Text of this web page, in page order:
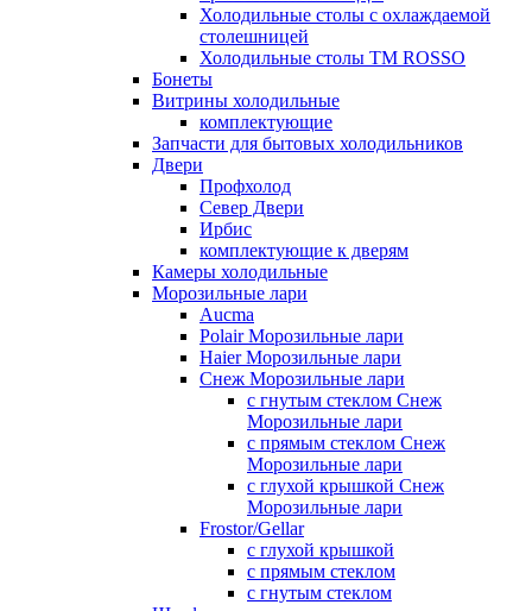
Холодильные столы с охлаждаемой
столешницей
Холодильные столы ТМ ROSSO
Бонеты
Витрины холодильные
комплектующие
Запчасти для бытовых холодильников
Двери
Профхолод
Север Двери
Ирбис
комплектующие к дверям
Камеры холодильные
Морозильные лари
Aucma
Polair Морозильные лари
Haier Морозильные лари
Снеж Морозильные лари
с гнутым стеклом Снеж
Морозильные лари
с прямым стеклом Снеж
Морозильные лари
с глухой крышкой Снеж
Морозильные лари
Frostor/Gellar
с глухой крышкой
с прямым стеклом
с гнутым стеклом